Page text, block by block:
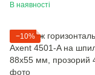
В наявності
−10%